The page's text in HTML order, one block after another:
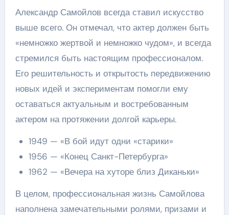
Александр Самойлов всегда ставил искусство
выше всего. Он отмечал, что актер должен быть
«немножко жертвой и немножко чудом», и всегда
стремился быть настоящим профессионалом.
Его решительность и открытость передвижению
новых идей и экспериментам помогли ему
оставаться актуальным и востребованным
актером на протяжении долгой карьеры.
1949 — «В бой идут одни «старики»
1956 — «Конец Санкт-Петербурга»
1962 — «Вечера на хуторе близ Диканьки»
В целом, профессиональная жизнь Самойлова
наполнена замечательными ролями, призами и